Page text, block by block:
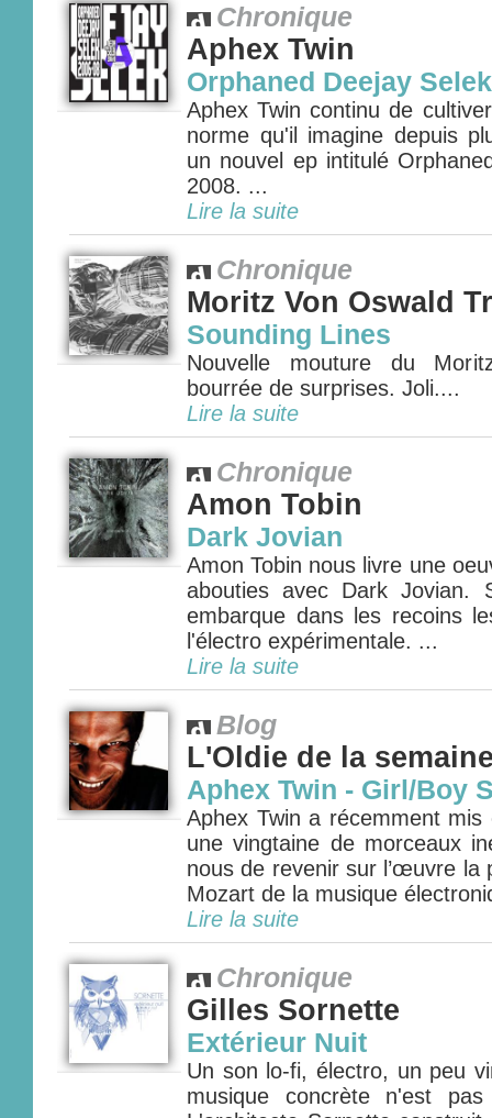
Chronique
Aphex Twin
Orphaned Deejay
Aphex Twin continu de
norme qu'il imagine depuis
un nouvel ep intitulé
2008. ...
Lire la suite
Chronique
Moritz Von Oswald
Sounding Lines
Nouvelle mouture du
bourrée de surprises. Joli....
Lire la suite
Chronique
Amon Tobin
Dark Jovian
Amon Tobin nous livre une
abouties avec Dark Jovian.
embarque dans les recoins
l'électro expérimentale. ...
Lire la suite
Blog
L'Oldie de la
Aphex Twin - Girl/Boy
Aphex Twin a récemment
une vingtaine de morceaux
nous de revenir sur l’œuvre la
Mozart de la musique
Lire la suite
Chronique
Gilles Sornette
Extérieur Nuit
Un son lo-fi, électro, un peu
musique concrète n'est